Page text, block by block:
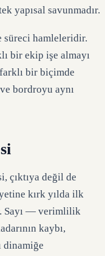
yapısal savunmadır.
süreci hamleleridir.
bir ekip işe almayı
bir biçimde
bordroyu aynı
çıktıya değil de
kırk yılda ilk
Sayı — verimlilik
kaybı,
dinamiğe